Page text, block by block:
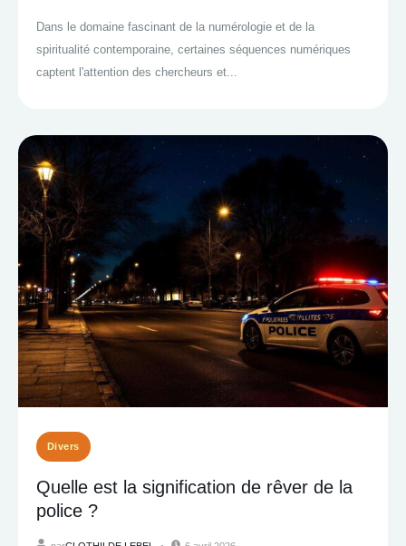
Dans le domaine fascinant de la numérologie et de la
spiritualité contemporaine, certaines séquences numériques
captent l'attention des chercheurs et...
Divers
Quelle est la signification de rêver de la
police ?